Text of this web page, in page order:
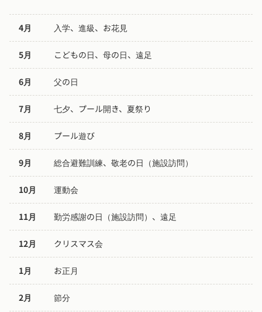
4月 入学、進級、お花見
5月 こどもの日、母の日、遠足
6月 父の日
7月 七夕、プール開き、夏祭り
8月 プール遊び
9月 総合避難訓練、敬老の日（施設訪問）
10月 運動会
11月 勤労感謝の日（施設訪問）、遠足
12月 クリスマス会
1月 お正月
2月 節分